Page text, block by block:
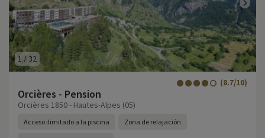
1 /32
Orcières - Pension
(8.7/10)
Orcières 1850 - Hautes-Alpes (05)
Acceso ilimitado a la piscina Zona de relajación